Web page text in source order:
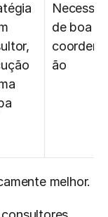
de boa
ão
melhor.